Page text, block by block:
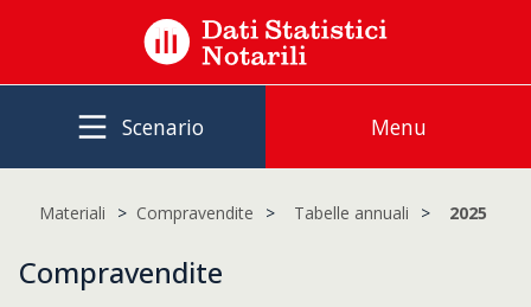
Scenario Menu
Materiali Compravendite Tabelle annuali 2025
Compravendite